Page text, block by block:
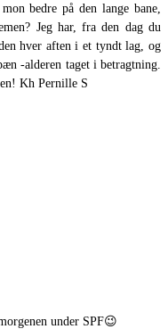
bedre på den lange bane,
Jeg har, fra den dag du
hver aften i et tyndt lag, og
-alderen taget i betragtning.
Kh Pernille S
under SPF😉